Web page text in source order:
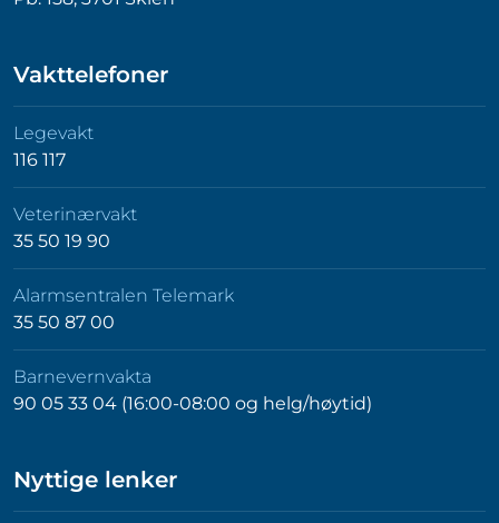
Vakttelefoner
Legevakt
116 117
Veterinærvakt
35 50 19 90
Alarmsentralen Telemark
35 50 87 00
Barnevernvakta
90 05 33 04 (16:00-08:00 og helg/høytid)
Nyttige lenker